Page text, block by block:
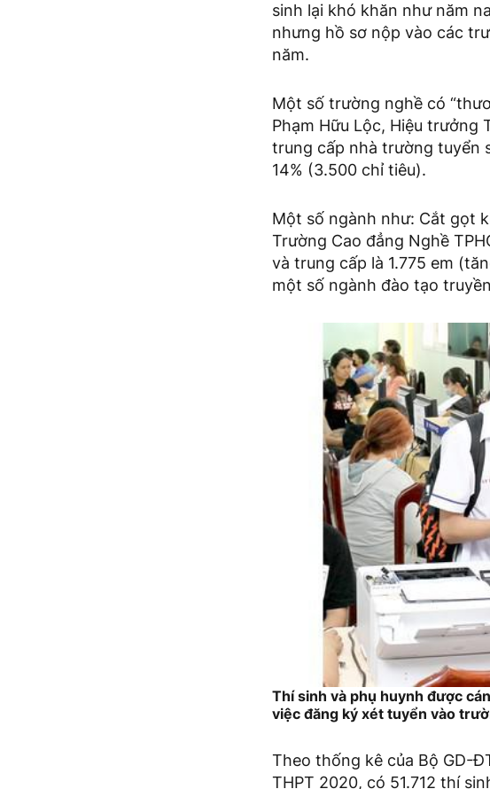
sinh lại khó khăn như năm
nhưng hồ sơ nộp vào các
năm.
Một số trường nghề có
Phạm Hữu Lộc, Hiệu trưởng
trung cấp nhà trường tuyển
14% (3.500 chỉ tiêu).
Một số ngành như: Cắt gọt
Trường Cao đẳng Nghề
và trung cấp là 1.775 em
một số ngành đào tạo
Thí sinh và phụ huynh được
việc đăng ký xét tuyển vào
Theo thống kê của Bộ GD-
THPT 2020, có 51.712 thí